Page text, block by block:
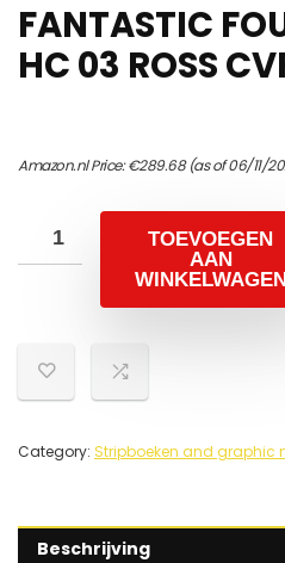
FANTASTIC
HC 03 ROSS
Amazon.nl Price:€289.68(as of 06/11/
TOEVOEGEN
AAN
Category: Stripboeken and graphic
Beschrijving